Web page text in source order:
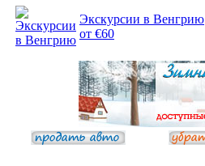
Экскурсии в Венгрию
от €60